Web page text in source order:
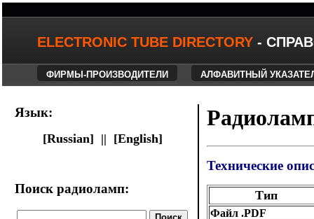
ELECTRONIC TUBE DIRECTORY -
ФИРМЫ-ПРОИЗВОДИТЕЛИ АЛФАВИТНЫЙ
Язык:
[Russian] || [English]
Поиск радиоламп:
Технические
Тип
Файл .PDF